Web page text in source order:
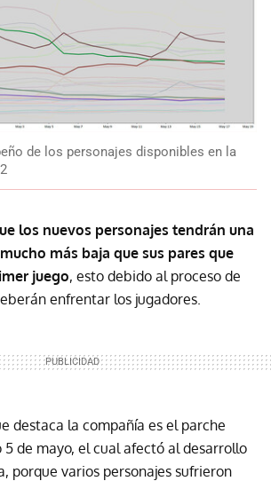
de los personajes disponibles en la
los nuevos personajes tendrán una
más baja que sus pares que
juego, esto debido al proceso de
enfrentar los jugadores.
destaca la compañía es el parche
5 de mayo, el cual afectó al desarrollo
porque varios personajes sufrieron